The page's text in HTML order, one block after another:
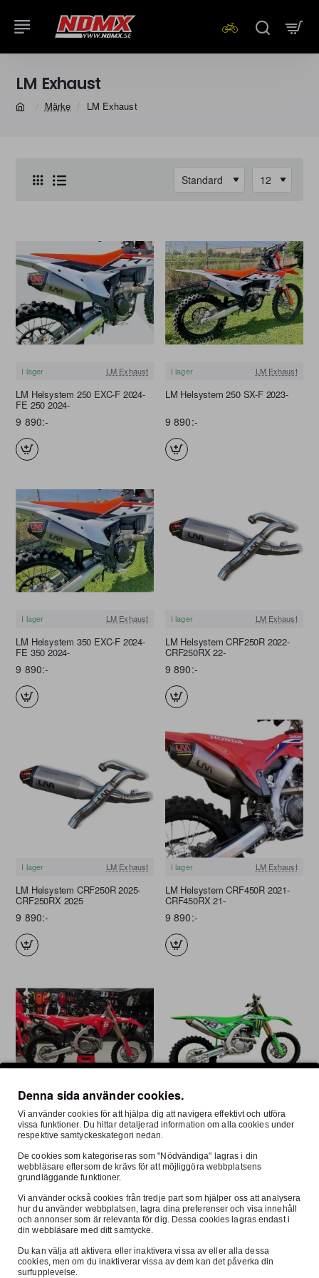
LM Exhaust
Märke LM Exhaust
FRI FRAKT
I lager LM Exhaust
LM Helsystem 250 EXC-F 2024-
FE 250 2024-
9 890:-
FRI FRAKT
I lager LM Exhaust
LM Helsystem 250 SX-F 2023-
9 890:-
FRI FRAKT
I lager LM Exhaust
LM Helsystem 350 EXC-F 2024-
FE 350 2024-
9 890:-
FRI FRAKT
I lager LM Exhaust
LM Helsystem CRF250R 2022-
CRF250RX 22-
9 890:-
FRI FRAKT
I lager LM Exhaust
LM Helsystem CRF250R 2025-
CRF250RX 2025
9 890:-
FRI FRAKT
I lager LM Exhaust
LM Helsystem CRF450R 2021-
CRF450RX 21-
9 890:-
FRI FRAKT
I lager LM Exhaust
LM Helsystem CRF450R 2025-
9 890:-
FRI FRAKT
I lager LM Exhaust
9 890:-
Denna sida använder cookies.
Vi använder cookies för att hjälpa dig att navigera effektivt och utföra
vissa funktioner. Du hittar detaljerad information om alla cookies under
respektive samtyckeskategori nedan.
De cookies som kategoriseras som "Nödvändiga" lagras i din
webbläsare eftersom de krävs för att möjliggöra webbplatsens
grundläggande funktioner.
Vi använder också cookies från tredje part som hjälper oss att analysera
hur du använder webbplatsen, lagra dina preferenser och visa innehåll
och annonser som är relevanta för dig. Dessa cookies lagras endast i
din webbläsare med ditt samtycke.
Du kan välja att aktivera eller inaktivera vissa av eller alla dessa
cookies, men om du inaktiverar vissa av dem kan det påverka din
surfupplevelse.